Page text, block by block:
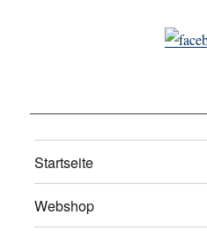
Startseite
Webshop